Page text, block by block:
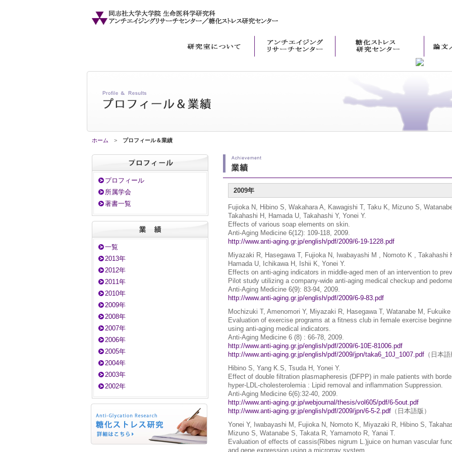
ホーム > プロフィール＆業績
プロフィール
所属学会
著書一覧
一覧
2013年
2012年
2011年
2010年
2009年
2008年
2007年
2006年
2005年
2004年
2003年
2002年
2009年
Fujioka N, Hibino S, Wakahara A, Kawagishi T, Taku K, Mizuno S,
Takahashi H, Hamada U, Takahashi Y, Yonei Y.
Effects of various soap elements on skin.
Anti-Aging Medicine 6(12): 109-118, 2009.
http://www.anti-aging.gr.jp/english/pdf/2009/6-19-1228.pdf
Miyazaki R, Hasegawa T, Fujioka N, Iwabayashi M , Nomoto K , Takahashi
Hamada U, Ichikawa H, Ishii K, Yonei Y.
Effects on anti-aging indicators in middle-aged men of an intervention to
Pilot study utilizing a company-wide anti-aging medical checkup and
Anti-Aging Medicine 6(9): 83-94, 2009.
http://www.anti-aging.gr.jp/english/pdf/2009/6-9-83.pdf
Mochizuki T, Amenomori Y, Miyazaki R, Hasegawa T, Watanabe M,
Evaluation of exercise programs at a fitness club in female exercise
using anti-aging medical indicators.
Anti-Aging Medicine 6 (8) : 66-78, 2009.
http://www.anti-aging.gr.jp/english/pdf/2009/6-10E-81006.pdf
http://www.anti-aging.gr.jp/english/pdf/2009/jpn/taka6_10J_1007.pdf （日本
Hibino S, Yang K.S, Tsuda H, Yonei Y.
Effect of double filtration plasmapheresis (DFPP) in male patients with
hyper-LDL-cholesterolemia : Lipid removal and inflammation Suppression.
Anti-Aging Medicine 6(6):32-40, 2009.
http://www.anti-aging.gr.jp/webjournal/thesis/vol605/pdf/6-5out.pdf
http://www.anti-aging.gr.jp/english/pdf/2009/jpn/6-5-2.pdf （日本語版）
Yonei Y, Iwabayashi M, Fujioka N, Nomoto K, Miyazaki R, Hibino S,
Mizuno S, Watanabe S, Takata R, Yamamoto R, Yanai T.
Evaluation of effects of cassis(Ribes nigrum L.)juice on human vascular
and gene expression using a microrray system.